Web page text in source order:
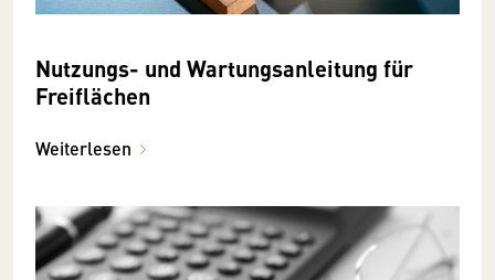
Nutzungs- und Wartungsanleitung für
Freiflächen
Weiterlesen